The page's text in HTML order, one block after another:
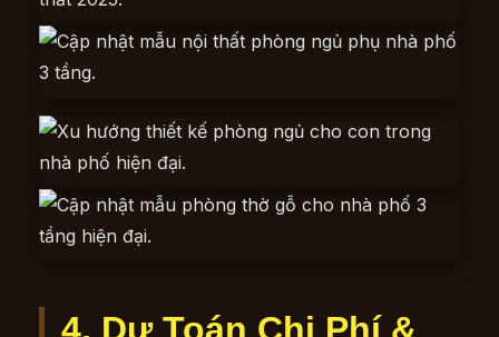
4. Dự Toán Chi Phí &